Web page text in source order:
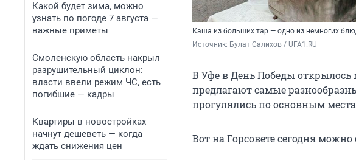
Какой будет зима, можно
узнать по погоде 7 августа —
важные приметы
Смоленскую область накрыл
разрушительный циклон:
власти ввели режим ЧС, есть
погибшие — кадры
Квартиры в новостройках
начнут дешеветь — когда
ждать снижения цен
Каша из больших тар — одно из немногих
Источник: Булат Салихов / UFA1.RU
В Уфе в День Победы открылось
предлагают самые
прогулялись по основным
Вот на Горсовете сегодня